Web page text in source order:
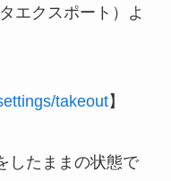
エクスポート）よ
takeout】
したままの状態で